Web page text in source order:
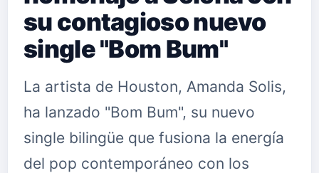
su contagioso nuevo
single "Bom Bum"
La artista de Houston, Amanda Solis,
ha lanzado "Bom Bum", su nuevo
single bilingüe que fusiona la energía
del pop contemporáneo con los